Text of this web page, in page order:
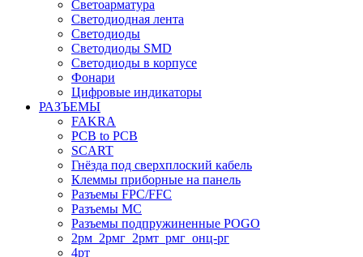
Светоарматура
Светодиодная лента
Светодиоды
Светодиоды SMD
Светодиоды в корпусе
Фонари
Цифровые индикаторы
РАЗЪЕМЫ
FAKRA
PCB to PCB
SCART
Гнёзда под сверхплоский кабель
Клеммы приборные на панель
Разъемы FPC/FFC
Разъемы MC
Разъемы подпружиненные POGO
2рм_2рмг_2рмт_рмг_онц-рг
4рт